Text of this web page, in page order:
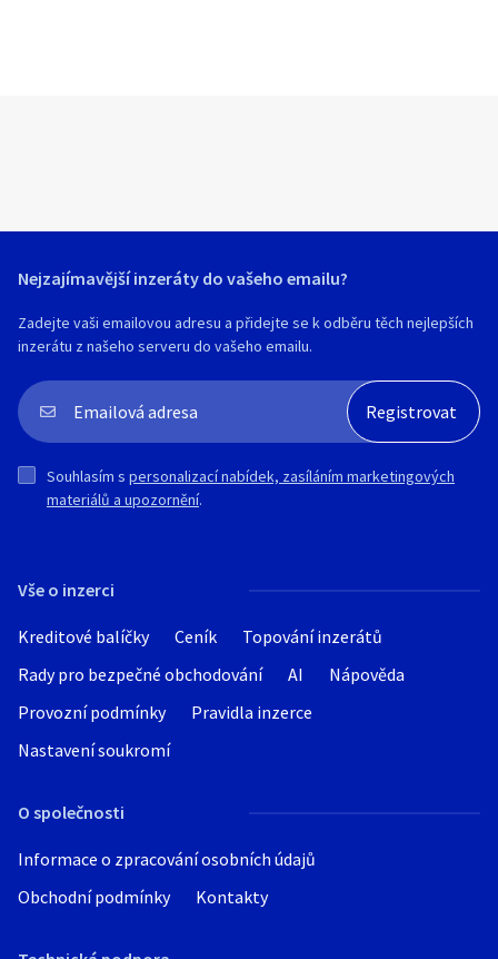
Vše o inzerci
Kreditové balíčky Ceník
Topování inzerátů
Rady pro bezpečné obchodování
AI
Nápověda
Provozní podmínky
Pravidla inzerce
Nastavení soukromí
O společnosti
Informace o zpracování osobních údajů
Obchodní podmínky
Kontakty
Nejzajímavější inzeráty do vašeho emailu?
Zadejte vaši emailovou adresu a přidejte se k odběru těch nejlepších
inzerátu z našeho serveru do vašeho emailu.
Souhlasím s personalizací nabídek, zasíláním marketingových
materiálů a upozornění.